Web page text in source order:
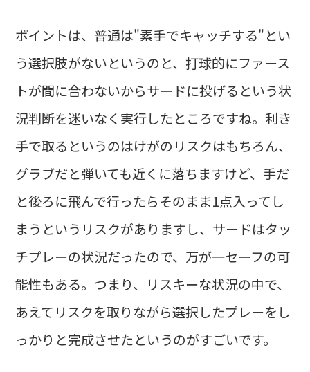
ポイントは、普通は"素手でキャッチする"とい
う選択肢がないというのと、打球的にファース
トが間に合わないからサードに投げるという状
況判断を迷いなく実行したところですね。利き
手で取るというのはけがのリスクはもちろん、
グラブだと弾いても近くに落ちますけど、手だ
と後ろに飛んで行ったらそのまま1点入ってし
まうというリスクがありますし、サードはタッ
チプレーの状況だったので、万が一セーフの可
能性もある。つまり、リスキーな状況の中で、
あえてリスクを取りながら選択したプレーをし
っかりと完成させたというのがすごいです。